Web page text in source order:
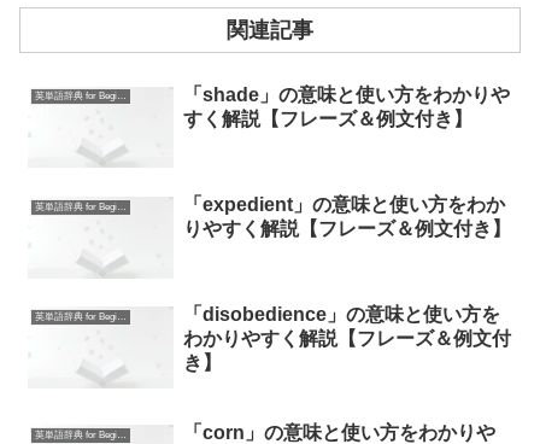
関連記事
英単語辞典 for Beginners
「shade」の意味と使い方をわかりや
すく解説【フレーズ＆例文付き】
英単語辞典 for Beginners
「expedient」の意味と使い方をわか
りやすく解説【フレーズ＆例文付き】
英単語辞典 for Beginners
「disobedience」の意味と使い方を
わかりやすく解説【フレーズ＆例文付
き】
英単語辞典 for Beginners
「corn」の意味と使い方をわかりや